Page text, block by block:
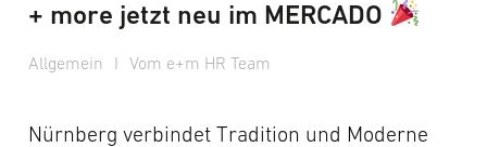
+ more jetzt neu im MERCADO
Allgemein I Vom e+m HR Team
Nürnberg verbindet Tradition und Moderne